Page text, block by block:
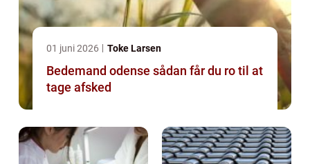
01 juni 2026 Toke Larsen
Bedemand odense sådan får du ro til at
tage afsked